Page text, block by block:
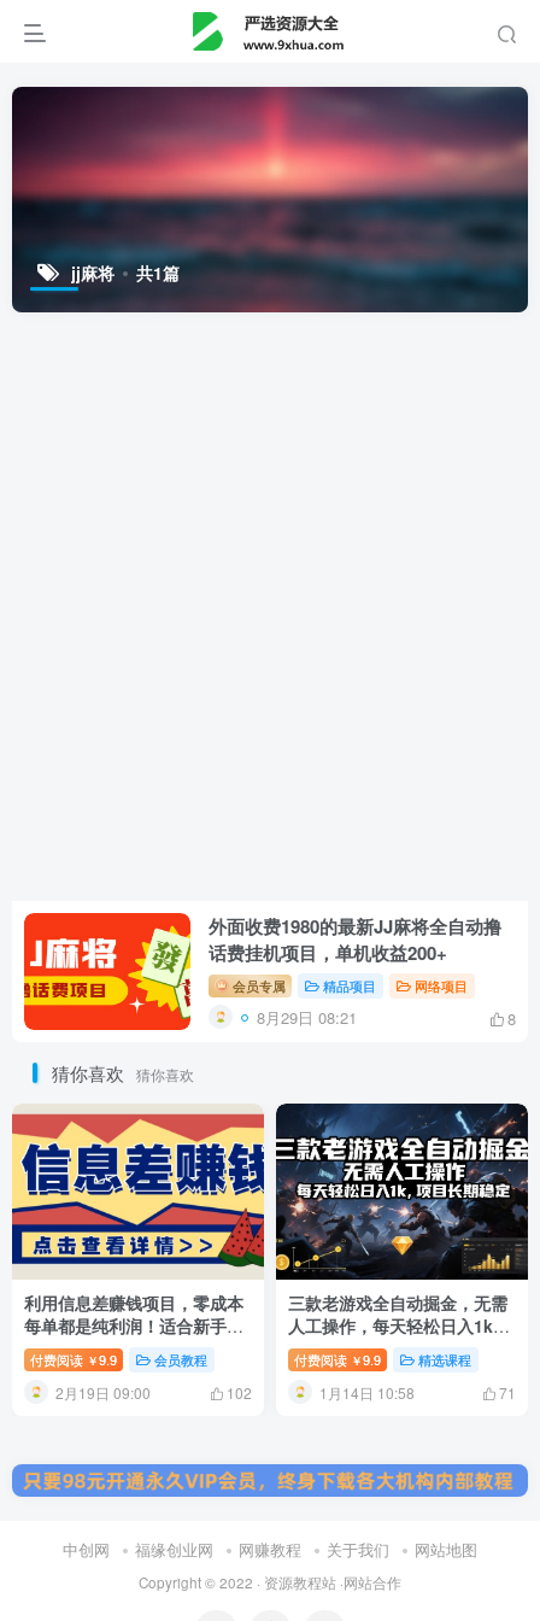
jj麻将 共1篇
外面收费1980的最新JJ麻将全自动撸
话费挂机项目，单机收益200+
会员专属 精品项目 网络项目
8月29日 08:21 8
猜你喜欢 猜你喜欢
利用信息差赚钱项目，零成本
每单都是纯利润！适合新手小
白，日赚无上限
付费阅读 ￥9.9 会员教程
2月19日 09:00 102
三款老游戏全自动掘金，无需
人工操作，每天轻松日入1k，
项目长期稳定【揭秘】
付费阅读 ￥9.9 精选课程
1月14日 10:58 71
中创网 福缘创业网 网赚教程 关于我们 网站地图
Copyright © 2022 · 资源教程站 ·网站合作